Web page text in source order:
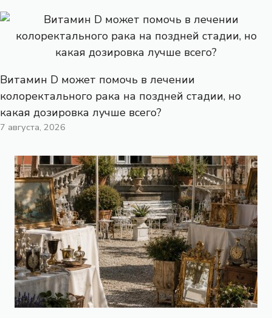
Витамин D может помочь в лечении
колоректального рака на поздней стадии, но
какая дозировка лучше всего?
7 августа, 2026